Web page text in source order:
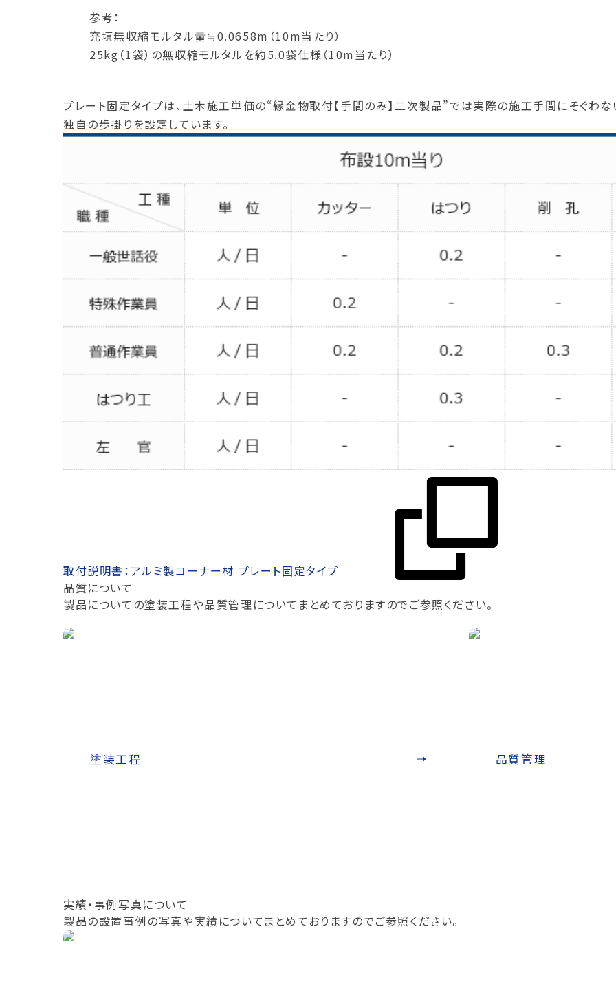
参考：
充填無収縮モルタル量≒0.0658m（10m当たり）
25kg（1袋）の無収縮モルタルを約5.0袋仕様（10m当たり）
プレート固定タイプは、土木施工単価の“縁金物取付【手間のみ】二次製品”では実際の施工手間にそぐわな
独自の歩掛りを設定しています。
取付説明書：アルミ製コーナー材 プレート固定タイプ
品質について
製品についての塗装工程や品質管理についてまとめておりますのでご参照ください。
塗装工程 品質管理
実績・事例写真について
製品の設置事例の写真や実績についてまとめておりますのでご参照ください。